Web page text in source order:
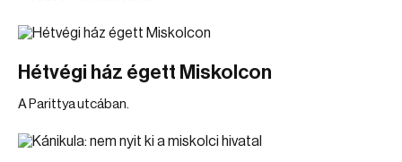
Hétvégi ház égett Miskolcon
A Parittya utcában.